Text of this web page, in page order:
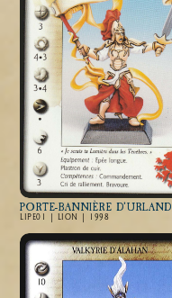
PORTE-BANNIÈRE D’URLAND
LIPE01 | LION | 1998